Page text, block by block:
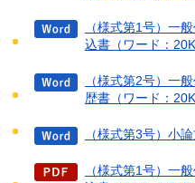
（様式第1号）一
込書（ワード：
（様式第2号）一
歴書（ワード：
（様式第3号）小
（様式第1号）一